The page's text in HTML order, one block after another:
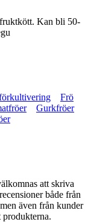
Kan bli 50-
Frö
Gurkfröer
att skriva
både från
även från kunder
produkterna.